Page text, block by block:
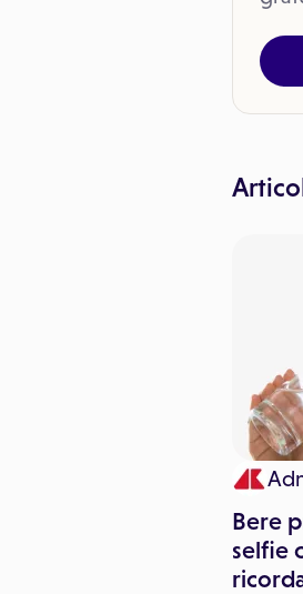
Bere
selfie